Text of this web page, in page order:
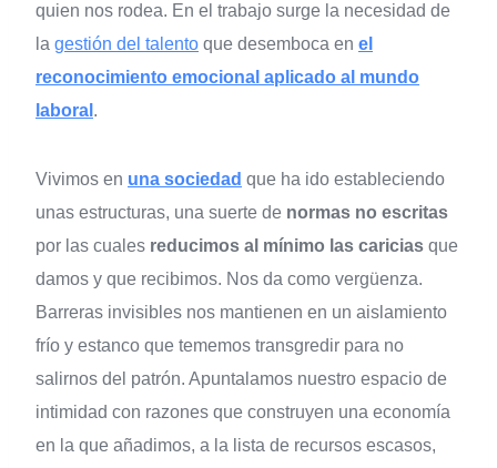
quien nos rodea. En el trabajo surge la necesidad de
la gestión del talento que desemboca en el
reconocimiento emocional aplicado al mundo
laboral .
Vivimos en una sociedad que ha ido estableciendo
unas estructuras, una suerte de normas no escritas
por las cuales reducimos al mínimo las caricias que
damos y que recibimos. Nos da como vergüenza.
Barreras invisibles nos mantienen en un aislamiento
frío y estanco que tememos transgredir para no
salirnos del patrón. Apuntalamos nuestro espacio de
intimidad con razones que construyen una economía
en la que añadimos, a la lista de recursos escasos,